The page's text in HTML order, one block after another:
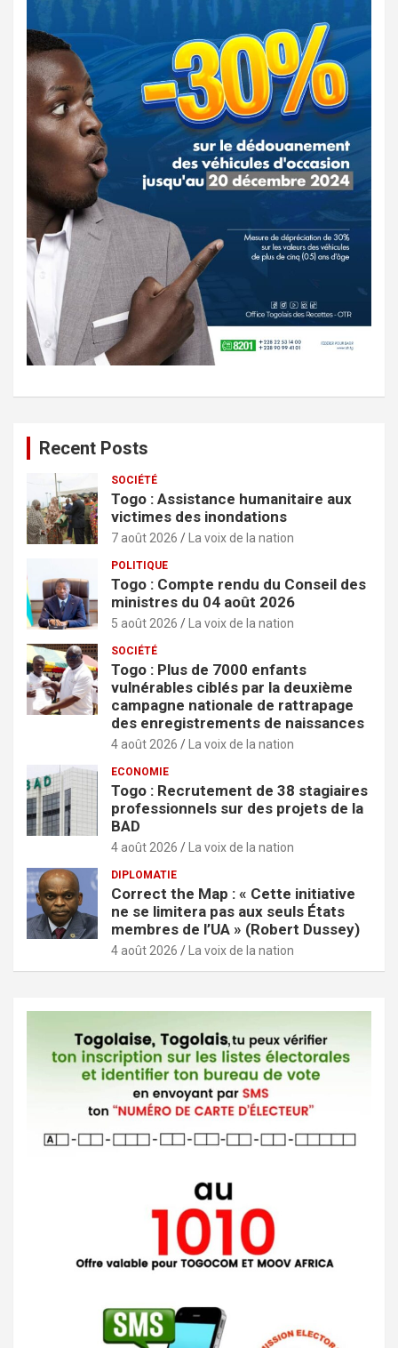
Recent Posts
SOCIÉTÉ
Togo : Assistance humanitaire aux
victimes des inondations
7 août 2026 La voix de la nation
POLITIQUE
Togo : Compte rendu du Conseil des
ministres du 04 août 2026
5 août 2026 La voix de la nation
SOCIÉTÉ
Togo : Plus de 7000 enfants
vulnérables ciblés par la deuxième
campagne nationale de rattrapage
des enregistrements de naissances
4 août 2026 La voix de la nation
ECONOMIE
Togo : Recrutement de 38 stagiaires
professionnels sur des projets de la
BAD
4 août 2026 La voix de la nation
DIPLOMATIE
Correct the Map : « Cette initiative
ne se limitera pas aux seuls États
membres de l’UA » (Robert Dussey)
4 août 2026 La voix de la nation